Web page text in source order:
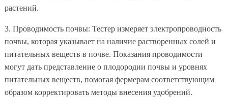
растений.
3. Проводимость почвы: Тестер измеряет электропроводность
почвы, которая указывает на наличие растворенных солей и
питательных веществ в почве. Показания проводимости
могут дать представление о плодородии почвы и уровнях
питательных веществ, помогая фермерам соответствующим
образом корректировать методы внесения удобрений.